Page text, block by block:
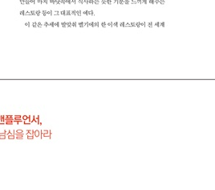
모빌리스, 피아오자이족
갑 여는 일본의 이쿠지이
아플 때, 돈 없을 때 떠나는 여행